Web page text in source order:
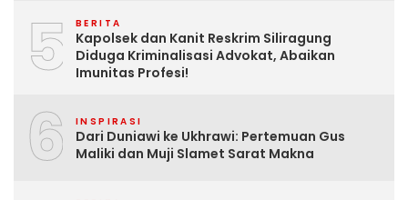
5 BERITA
Kapolsek dan Kanit Reskrim Siliragung
Diduga Kriminalisasi Advokat, Abaikan
Imunitas Profesi!
6 INSPIRASI
Dari Duniawi ke Ukhrawi: Pertemuan Gus
Maliki dan Muji Slamet Sarat Makna